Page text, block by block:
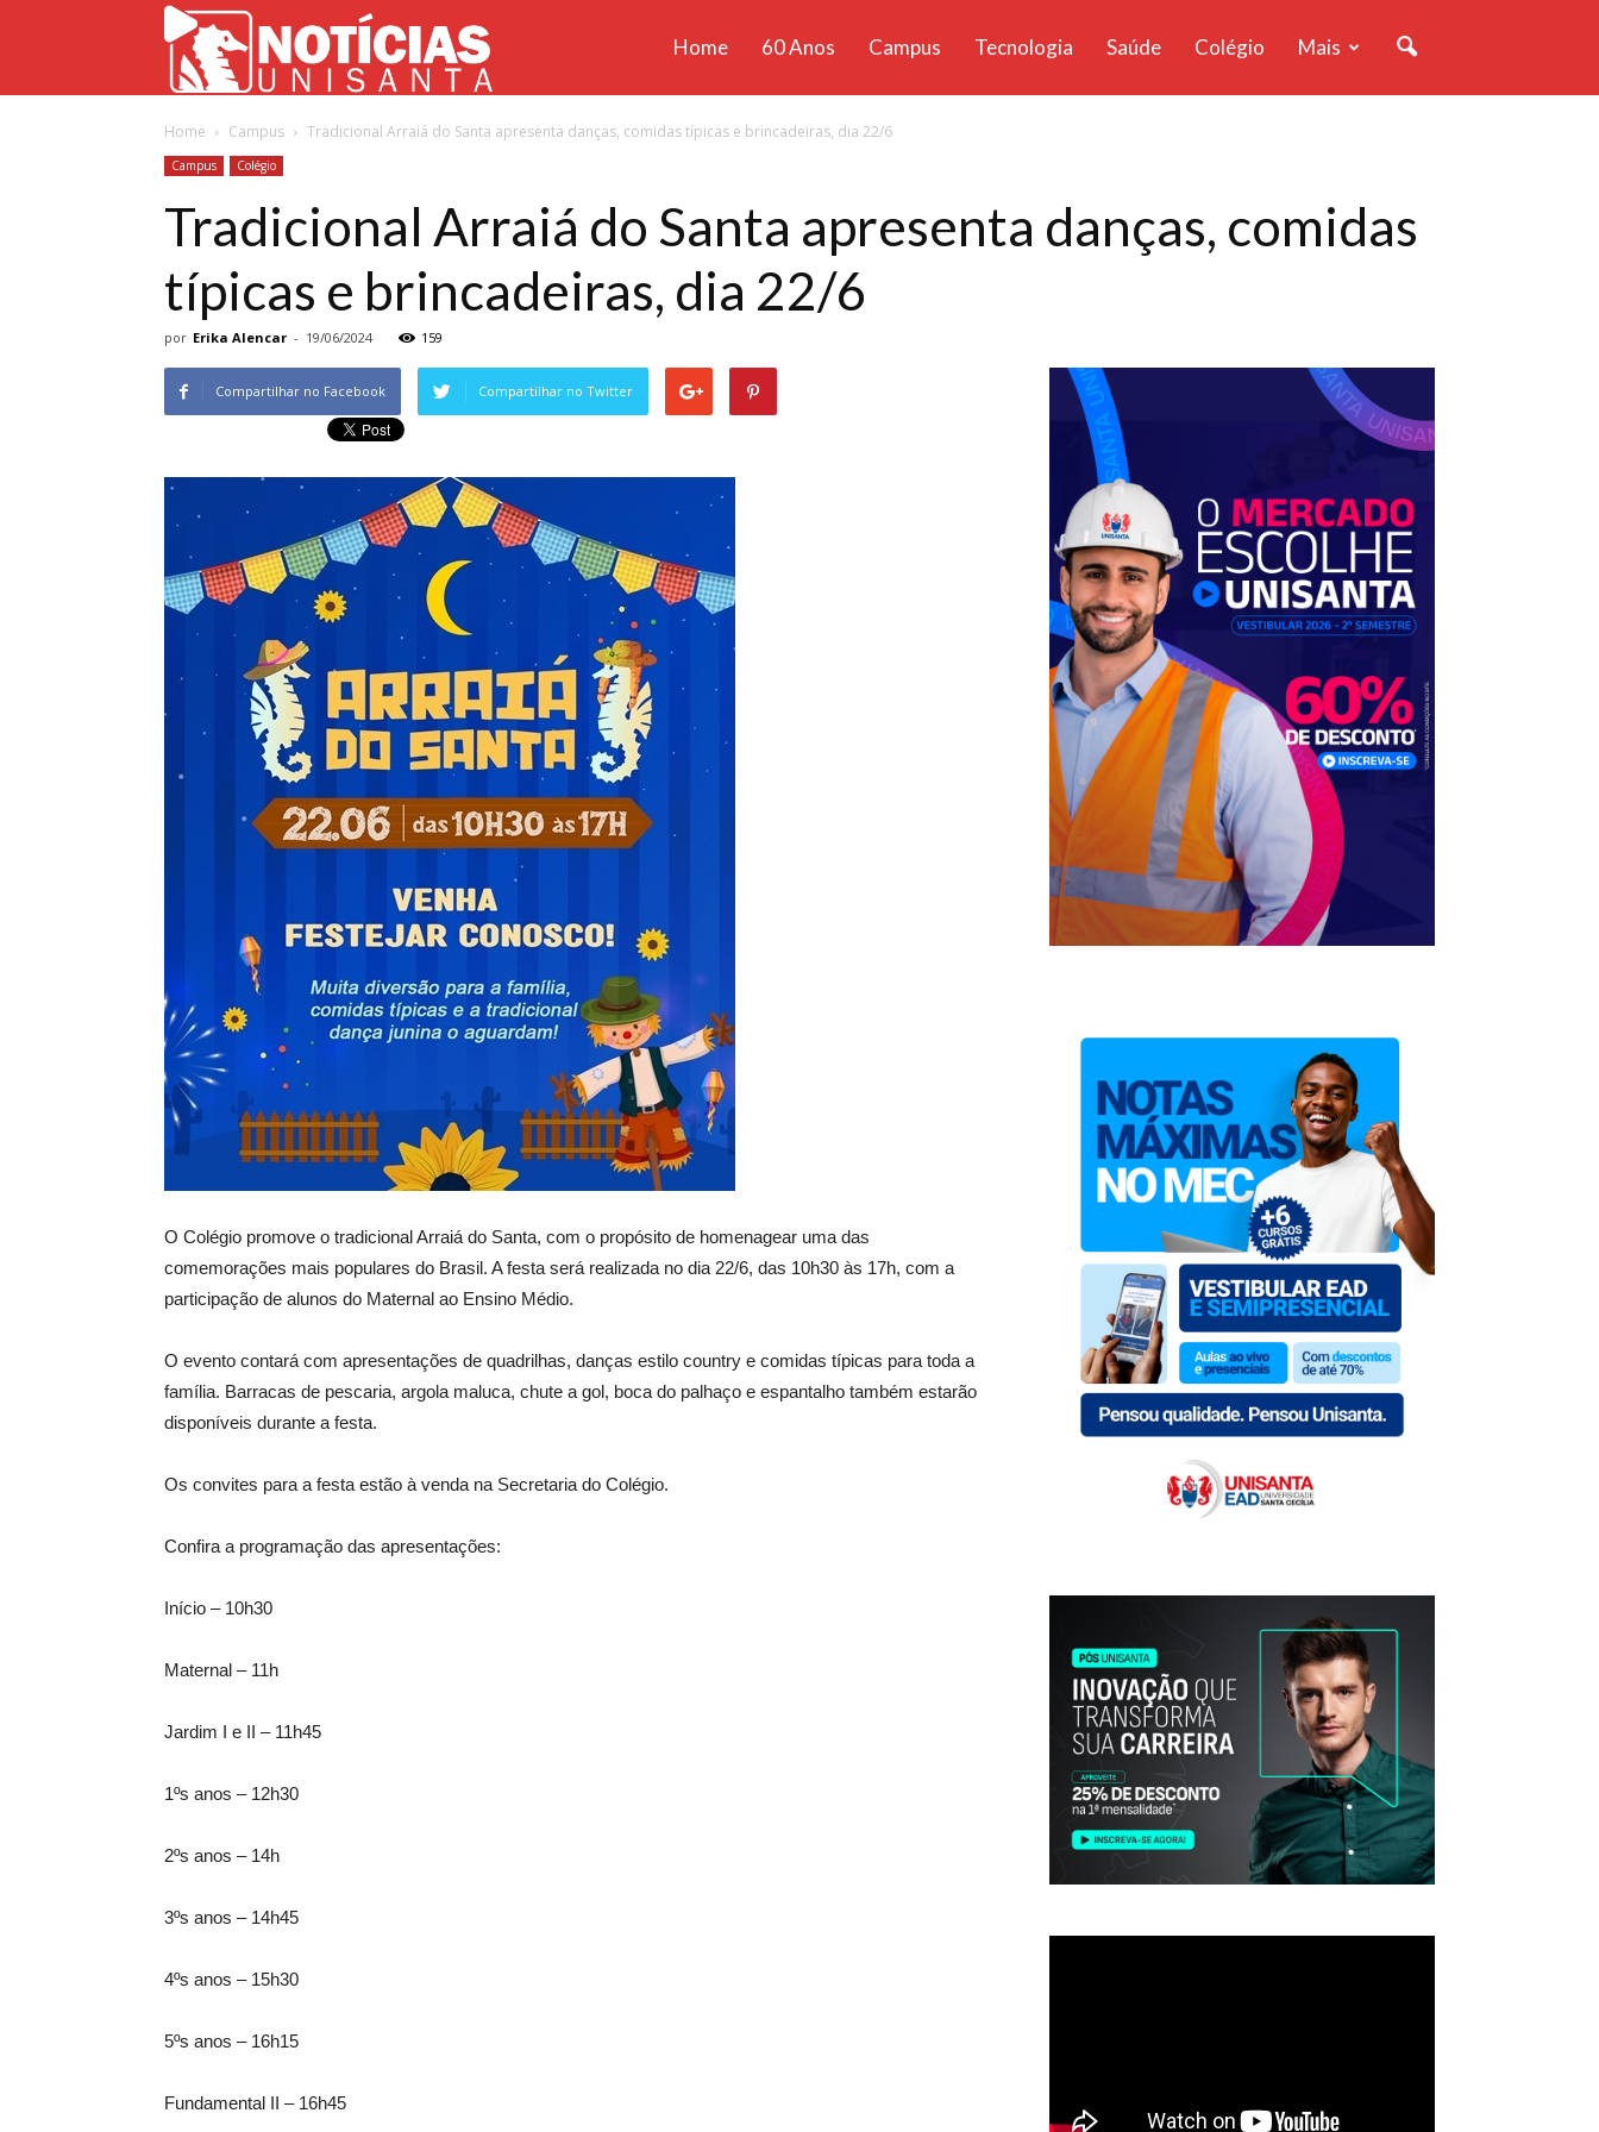
Unisanta
Home 60 Anos Campus Tecnologia Saúde Colégio Mais
Home Campus Tradicional Arraiá do Santa apresenta danças, comidas típicas e brincadeiras, dia 22/6
Campus Colégio
Tradicional Arraiá do Santa apresenta danças, comidas
típicas e brincadeiras, dia 22/6
por Erika Alencar - 19/06/2024 159
Compartilhar no Facebook Compartilhar no Twitter
O Colégio promove o tradicional Arraiá do Santa, com o propósito de homenagear uma das
comemorações mais populares do Brasil. A festa será realizada no dia 22/6, das 10h30 às 17h, com a
participação de alunos do Maternal ao Ensino Médio.
O evento contará com apresentações de quadrilhas, danças estilo country e comidas típicas para toda a
família. Barracas de pescaria, argola maluca, chute a gol, boca do palhaço e espantalho também estarão
disponíveis durante a festa.
Os convites para a festa estão à venda na Secretaria do Colégio.
Confira a programação das apresentações:
Início – 10h30
Maternal – 11h
Jardim I e II – 11h45
1ºs anos – 12h30
2ºs anos – 14h
3ºs anos – 14h45
4ºs anos – 15h30
5ºs anos – 16h15
Fundamental II – 16h45